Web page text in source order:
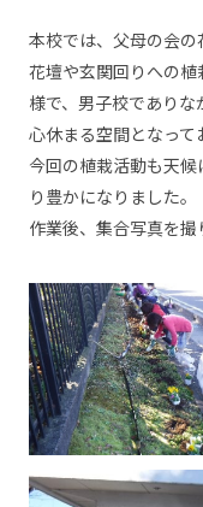
本校では、父母の会
花壇や玄関回りへの
様で、男子校でありな
心休まる空間となって
今回の植栽活動も天
り豊かになりました。
作業後、集合写真を撮